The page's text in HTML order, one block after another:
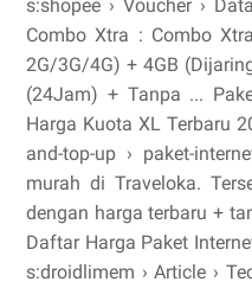
s:shopee › Voucher ›
Combo Xtra : Combo
2G/3G/4G) + 4GB
(24Jam) + Tanpa ...
Harga Kuota XL Terbaru
and-top-up › paket-
murah di Traveloka.
dengan harga terbaru +
Daftar Harga Paket
s:droidlimem › Article ›